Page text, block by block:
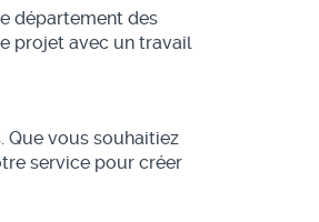
département des
projet avec un travail
Que vous souhaitiez
service pour créer